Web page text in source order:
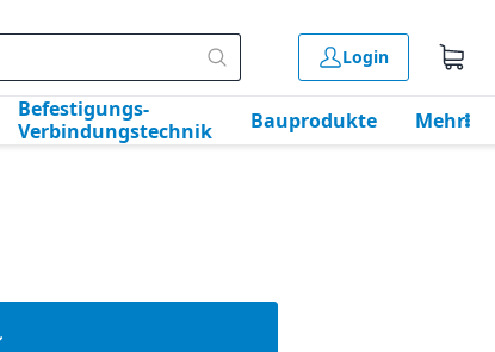
Login
Befestigungs-
Verbindungstechnik
Bauprodukte Mehr